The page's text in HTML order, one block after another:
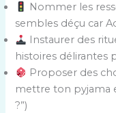
Nommer les
sembles déçu car
Instaurer des
histoires délirantes
Proposer des
mettre ton pyjama
?”)